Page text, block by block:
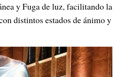
y Fuga de luz, facilitando la
distintos estados de ánimo y